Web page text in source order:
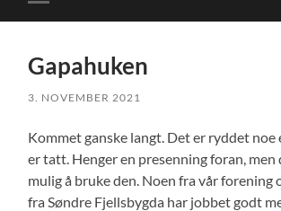
Veksle
mobilmeny
Gapahuken
3. NOVEMBER 2021
Kommet ganske langt. Det er ryddet
er tatt. Henger en presenning foran,
mulig å bruke den. Noen fra vår forening
fra Søndre Fjellsbygda har jobbet godt